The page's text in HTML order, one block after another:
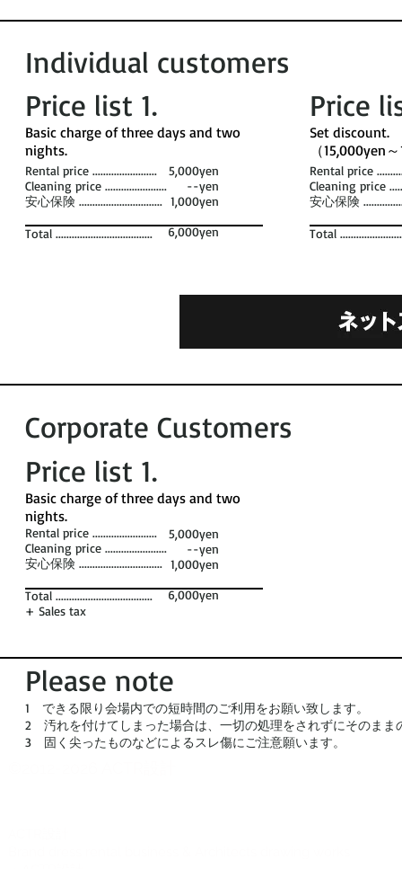
Individual customers
Price list 1​.
​Basic charge of three days and two
nights. ​
5,000yen
--yen
1,000yen
6,000yen
Rental price ........................
Cleaning price .......................
安心保険 ...............................
Total ....................................
Price
​Set discount. ​
（15,000yen
Rental price
Cleaning price
安心保険
Total
Corporate Customers
Price list 1​.
​Basic charge of three days and two
nights. ​
Rental price ........................
Cleaning price .......................
安心保険 ...............................
Total ....................................
+ Sales tax
5,000yen
--yen
1,000yen
6,000yen
Please note
1 できる限り会場内での短時間のご利用をお願い致します。
2 汚れを付けてしまった場合は、一切の処理をされずにそのまま
3 固く尖ったものなどによるスレ傷にご注意願います。